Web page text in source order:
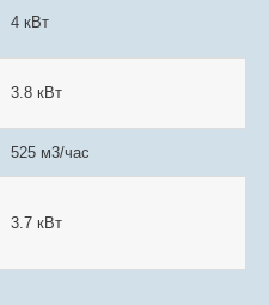
4 кВт
3.8 кВт
525 м3/час
3.7 кВт